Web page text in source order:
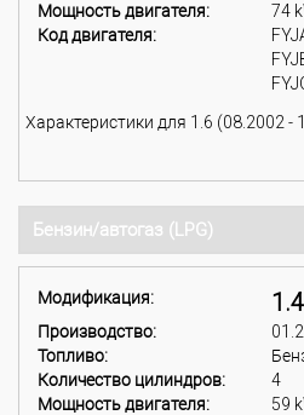
Мощность двигателя:
74
Код двигателя:
Характеристики для 1.6 (08.2002 -
Бензин/автогаз (LPG)
Модификация:
Производство:
Топливо:
Количество цилиндров:
4
Мощность двигателя:
59